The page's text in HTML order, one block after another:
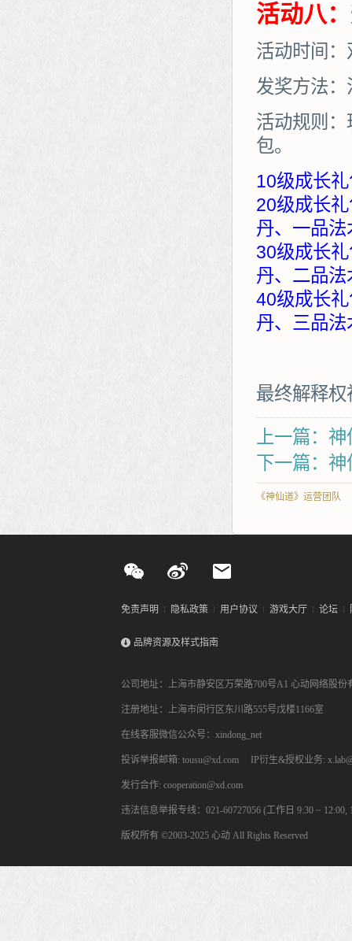
活动八
活动时间
发奖方法
活动规则
包。
10级成长
20级成长
丹、一品法
30级成长
丹、二品法
40级成长
丹、三品法
最终解释
上一篇：
下一篇：
《神仙道》运营团队
免责声明 隐私政策 用户协议 游戏大厅 论坛
品牌资源及样式指南
公司地址：上海市静安区万荣路700号A1 心动网络股份
注册地址：上海市闵行区东川路555号戊楼1166室
在线客服微信公众号：xindong_net
投诉举报邮箱: tousu@xd.com IP衍生&授权业务:
发行合作: cooperation@xd.com
违法信息举报专线：021-60727056 (工作日 9:30 ~ 12:00,
版权所有 ©2003-2025 心动 All Rights Reserved